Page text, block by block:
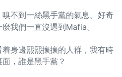
不到一絲黑手黨的氣息。好奇
我們一直沒遇到Mafia。
身邊熙熙攘攘的人群，我有時
，誰是黑手黨？